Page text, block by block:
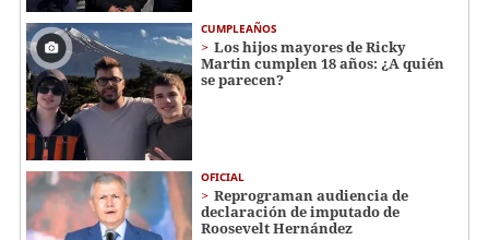
CUMPLEAÑOS
Los hijos mayores de Ricky
Martin cumplen 18 años: ¿A quién
se parecen?
OFICIAL
Reprograman audiencia de
declaración de imputado de
Roosevelt Hernández